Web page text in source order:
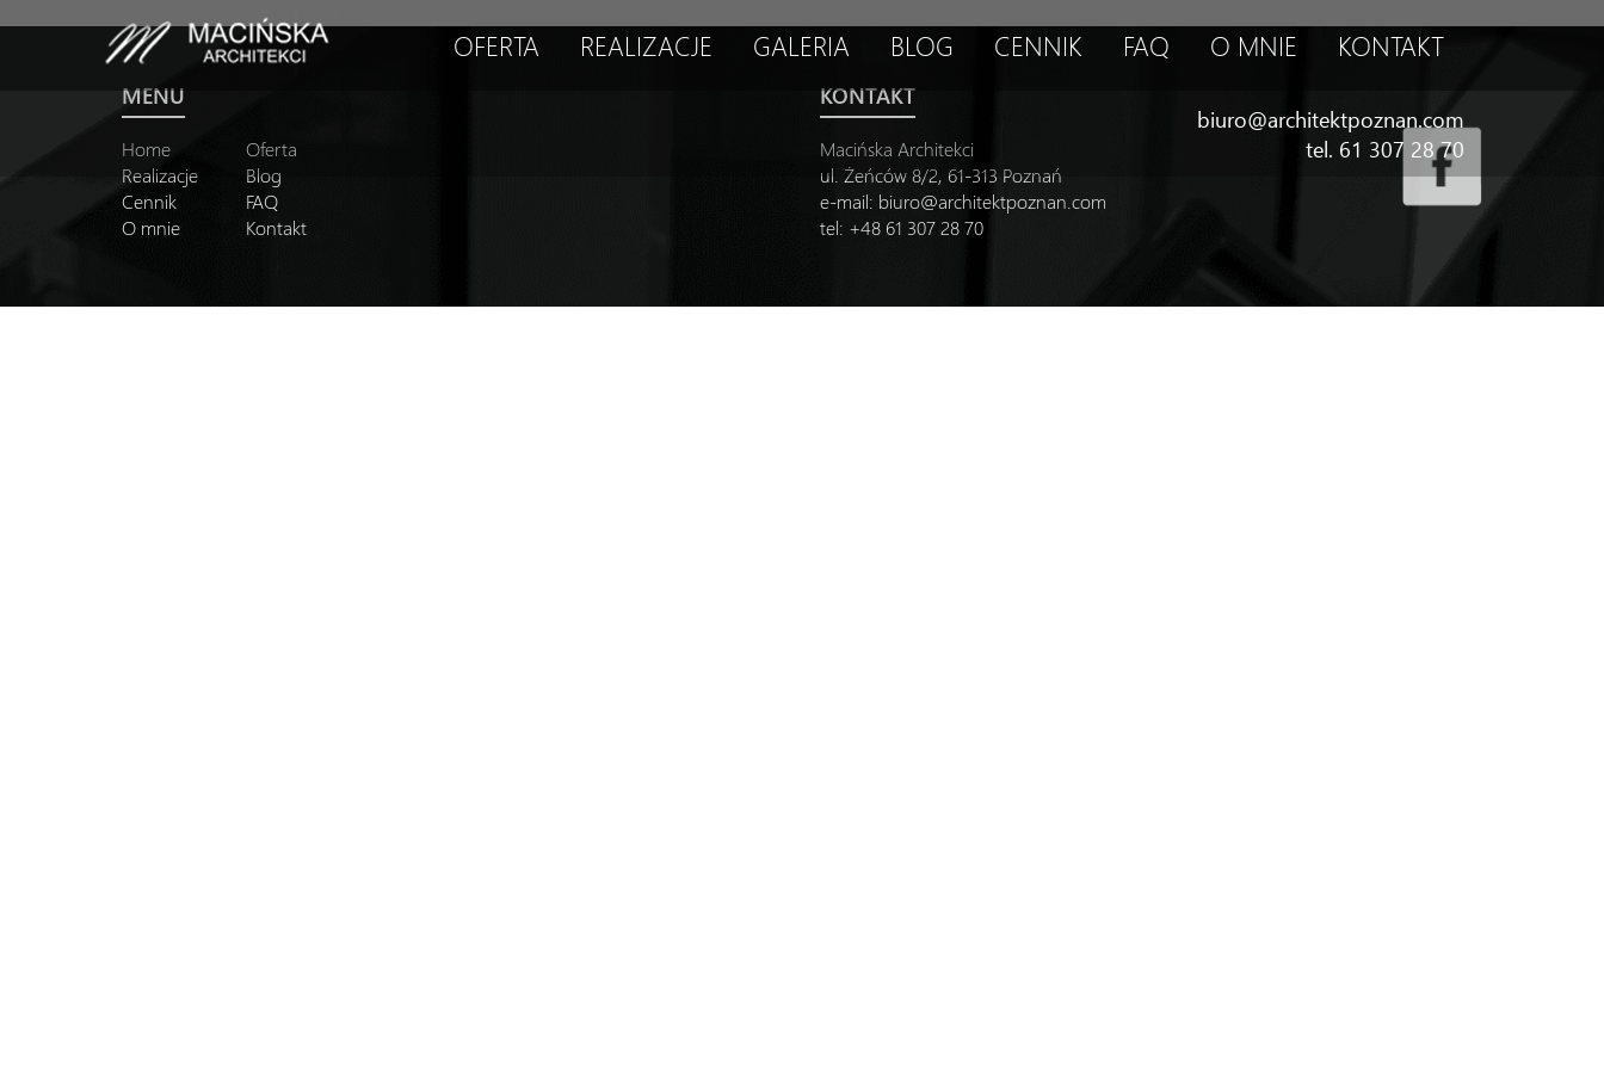
OFERTA REALIZACJE GALERIA BLOG CENNIK FAQ O MNIE KONTAKT
biuro@architektpoznan.com
tel. 61 307 28 70
MENU
Home
Oferta
Realizacje
Blog
Cennik
FAQ
O mnie
Kontakt
KONTAKT
Macińska Architekci
ul. Żeńców 8/2, 61-313 Poznań
e-mail: biuro@architektpoznan.com
tel: +48 61 307 28 70